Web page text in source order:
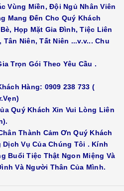
Vùng Miền, Đội Ngủ Nhân Viên
Mang Đến Cho Quý Khách
Họp Mặt Gia Đình, Tiệc Liên
Niên, Tất Niên ...v.v... Chu
Trọn Gói Theo Yêu Cầu .
Hàng: 0909 238 733 (
Quý Khách Xin Vui Lòng Liên
Thành Cảm Ơn Quý Khách
Vụ Của Chúng Tôi . Kính
Buổi Tiệc Thật Ngon Miệng Và
Và Người Thân Của Mình.